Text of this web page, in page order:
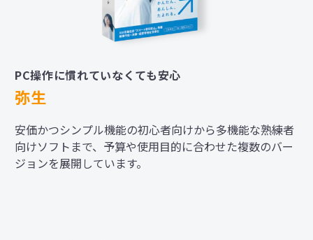
PC操作に慣れていなくても安心
弥生
安価かつシンプル機能の初心者向けから多機能な熟練者
向けソフトまで、予算や使用目的に合わせた複数のバー
ジョンを展開しています。